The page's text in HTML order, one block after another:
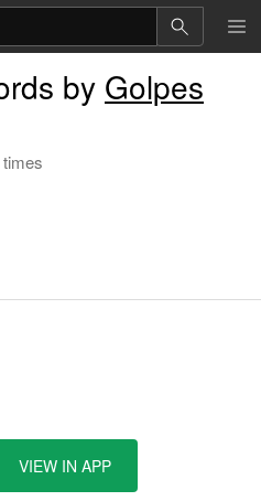
by Golpes
VIEW IN APP